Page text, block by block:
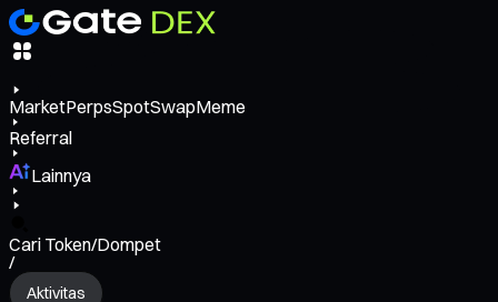
MarketPerpsSpotSwapMeme
Referral
Lainnya
Cari Token/Dompet
/
Aktivitas